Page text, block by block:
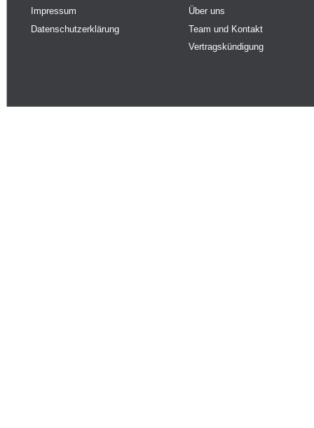
Impressum
Datenschutzerklärung
Über uns
Team und Kontakt
Vertragskündigung